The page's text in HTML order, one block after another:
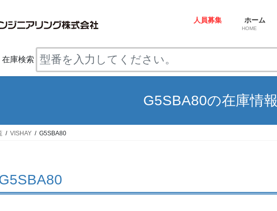
人員募集 ホーム
HOME
在庫検索
G5SBA80の在庫情報
VISHAY G5SBA80